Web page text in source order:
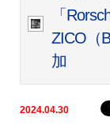
「
ZICO（
加
2024.04.30